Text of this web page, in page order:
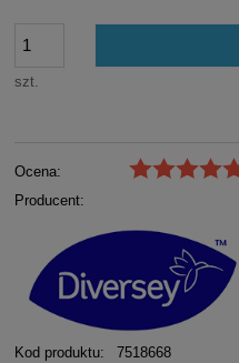
szt.
Ocena:
Producent:
Kod produktu: 7518668